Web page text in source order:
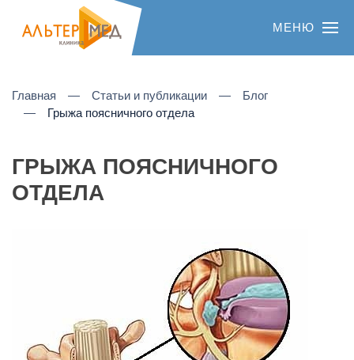
МЕНЮ
Главная Статьи и публикации
Блог
Грыжа поясничного отдела
ГРЫЖА ПОЯСНИЧНОГО
ОТДЕЛА